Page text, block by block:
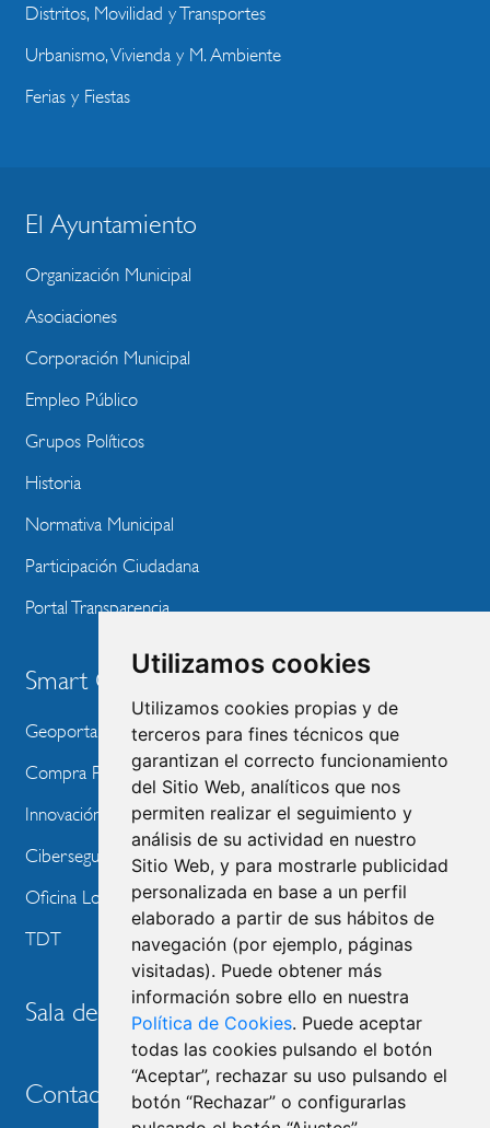
Utilizamos cookies
Utilizamos cookies propias y de
terceros para fines técnicos que
garantizan el correcto funcionamiento
del Sitio Web, analíticos que nos
permiten realizar el seguimiento y
análisis de su actividad en nuestro
Sitio Web, y para mostrarle publicidad
personalizada en base a un perfil
elaborado a partir de sus hábitos de
navegación (por ejemplo, páginas
visitadas). Puede obtener más
información sobre ello en nuestra
Política de Cookies. Puede aceptar
todas las cookies pulsando el botón
“Aceptar”, rechazar su uso pulsando el
botón “Rechazar” o configurarlas
Distritos, Movilidad y Transportes
Urbanismo, Vivienda y M. Ambiente
Ferias y Fiestas
BLOQUE
MENU
WEBSITE
El Ayuntamiento
Organización Municipal
Asociaciones
Corporación Municipal
Empleo Público
Grupos Políticos
Historia
Normativa Municipal
Participación Ciudadana
Portal Transparencia
Smart City
Geoportal
Compra Pública de Innovación
Innovación Tecnológica
Ciberseguridad
Oficina Local de Ayudas Públicas
TDT
Sala de prensa
Contacto